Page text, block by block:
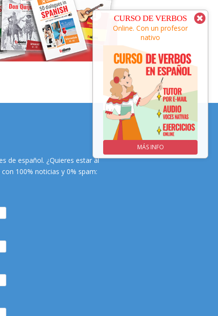
DE ESPAÑOL
Con un profesor
nativo
CURSO DE VERBOS
Online. Con un profesor
nativo
MÁS INFO
de español. ¿Quieres estar al
100% noticias y 0% spam: